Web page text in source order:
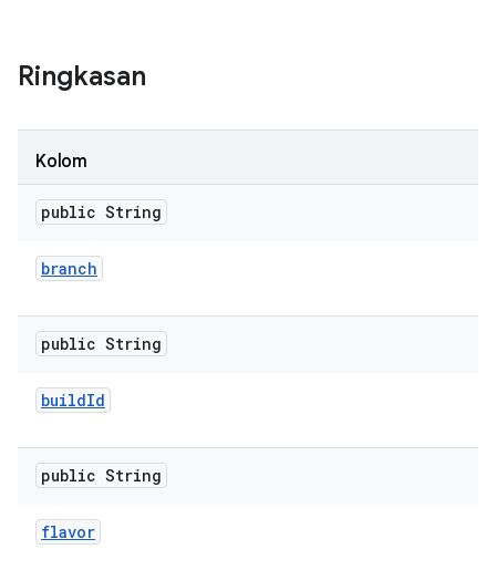
Ringkasan
Kolom
public String
branch
public String
buildId
public String
flavor